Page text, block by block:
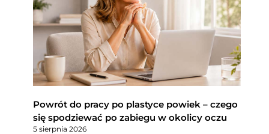
Powrót do pracy po plastyce powiek – czego
się spodziewać po zabiegu w okolicy oczu
5 sierpnia 2026